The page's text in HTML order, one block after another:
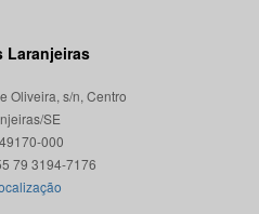
Laranjeiras
Oliveira, s/n, Centro
SE
000